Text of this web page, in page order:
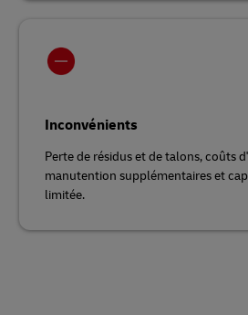
Inconvénients
Perte de résidus et de talons, coûts
manutention supplémentaires et
limitée.